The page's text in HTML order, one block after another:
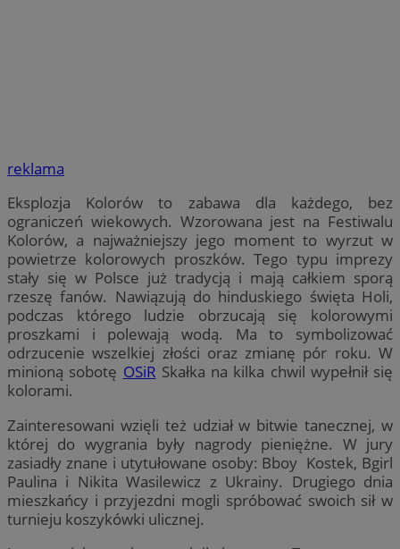
reklama
Eksplozja Kolorów to zabawa dla każdego, bez
ograniczeń wiekowych. Wzorowana jest na Festiwalu
Kolorów, a najważniejszy jego moment to wyrzut w
powietrze kolorowych proszków. Tego typu imprezy
stały się w Polsce już tradycją i mają całkiem sporą
rzeszę fanów. Nawiązują do hinduskiego święta Holi,
podczas którego ludzie obrzucają się kolorowymi
proszkami i polewają wodą. Ma to symbolizować
odrzucenie wszelkiej złości oraz zmianę pór roku. W
minioną sobotę OSiR Skałka na kilka chwil wypełnił się
kolorami.
Zainteresowani wzięli też udział w bitwie tanecznej, w
której do wygrania były nagrody pieniężne. W jury
zasiadły znane i utytułowane osoby: Bboy Kostek, Bgirl
Paulina i Nikita Wasilewicz z Ukrainy. Drugiego dnia
mieszkańcy i przyjezdni mogli spróbować swoich sił w
turnieju koszykówki ulicznej.